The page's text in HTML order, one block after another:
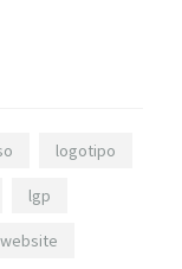
logotipo
lgp
website